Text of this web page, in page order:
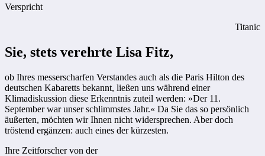
Verspricht
Titanic
Sie, stets verehrte Lisa Fitz,
ob Ihres messerscharfen Verstandes auch als die Paris Hilton des
deutschen Kabaretts bekannt, ließen uns während einer
Klimadiskussion diese Erkenntnis zuteil werden: »Der 11.
September war unser schlimmstes Jahr.« Da Sie das so persönlich
äußerten, möchten wir Ihnen nicht widersprechen. Aber doch
tröstend ergänzen: auch eines der kürzesten.
Ihre Zeitforscher von der